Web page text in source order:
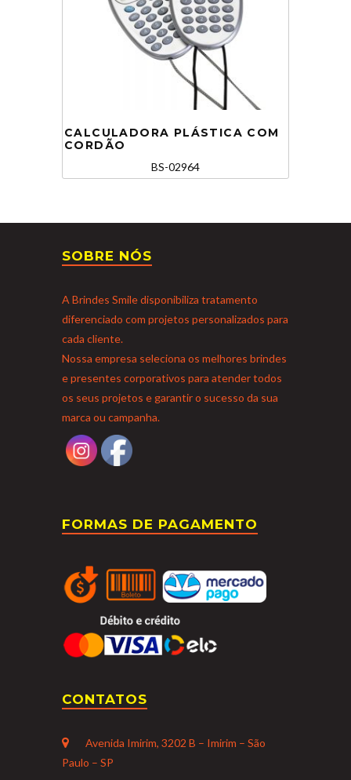
CALCULADORA PLÁSTICA COM
CORDÃO
BS-02964
SOBRE NÓS
A Brindes Smile disponibiliza tratamento
diferenciado com projetos personalizados para
cada cliente.
Nossa empresa seleciona os melhores brindes
e presentes corporativos para atender todos
os seus projetos e garantir o sucesso da sua
marca ou campanha.
FORMAS DE PAGAMENTO
CONTATOS
Avenida Imirim, 3202 B – Imirim – São
Paulo – SP